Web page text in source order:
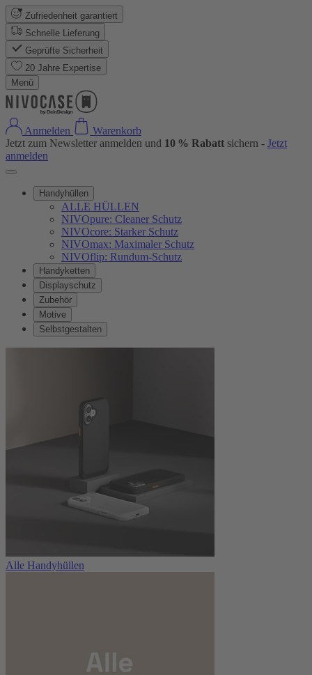
Zufriedenheit garantiert
Schnelle Lieferung
Geprüfte Sicherheit
20 Jahre Expertise
Menü
Anmelden
Warenkorb
Jetzt zum Newsletter anmelden und 10 % Rabatt sichern - Jetzt
anmelden
Handyhüllen
ALLE HÜLLEN
NIVOpure: Cleaner Schutz
NIVOcore: Starker Schutz
NIVOmax: Maximaler Schutz
NIVOflip: Rundum-Schutz
Handyketten
Displayschutz
Zubehör
Motive
Selbstgestalten
Alle Handyhüllen